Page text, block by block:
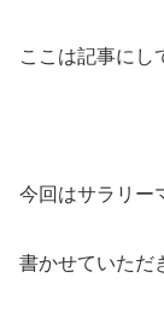
ここは記事にし
今回はサラリー
書かせていただ